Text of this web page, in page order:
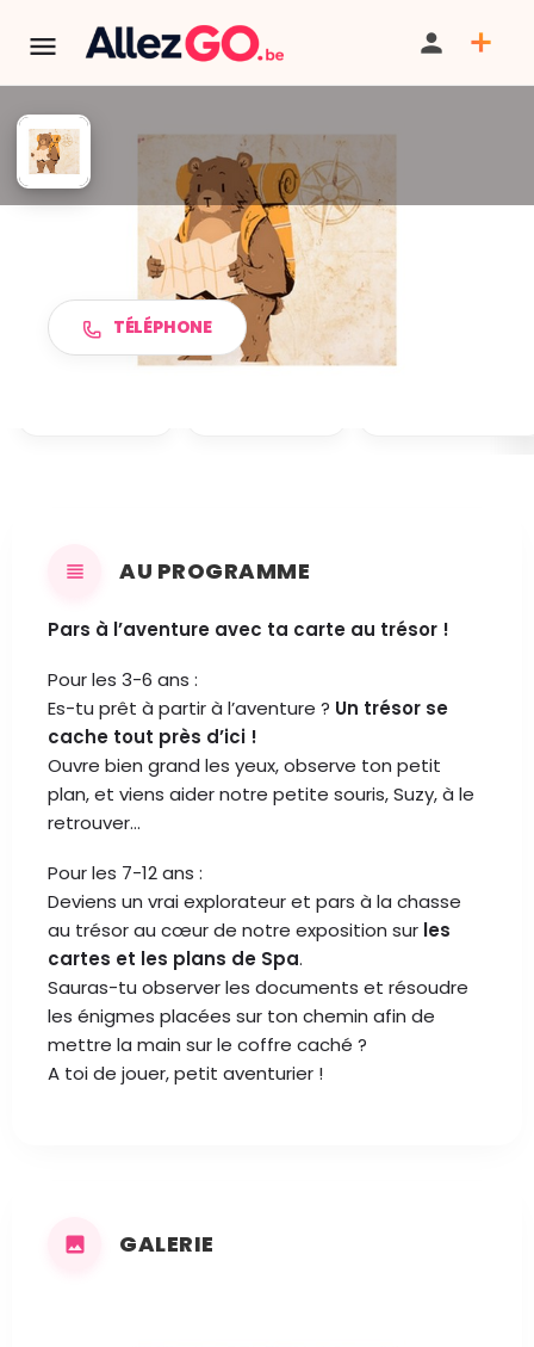
Pars à l'aventure avec ta carte
au trésor au Spa ! museum
TÉLÉPHONE
AU PROGRAMME
Pars à l’aventure avec ta carte au trésor !
Pour les 3-6 ans :
Es-tu prêt à partir à l’aventure ? Un trésor se
cache tout près d’ici !
Ouvre bien grand les yeux, observe ton petit
plan, et viens aider notre petite souris, Suzy, à le
retrouver…
Pour les 7-12 ans :
Deviens un vrai explorateur et pars à la chasse
au trésor au cœur de notre exposition sur les
cartes et les plans de Spa.
Sauras-tu observer les documents et résoudre
les énigmes placées sur ton chemin afin de
mettre la main sur le coffre caché ?
A toi de jouer, petit aventurier !
GALERIE